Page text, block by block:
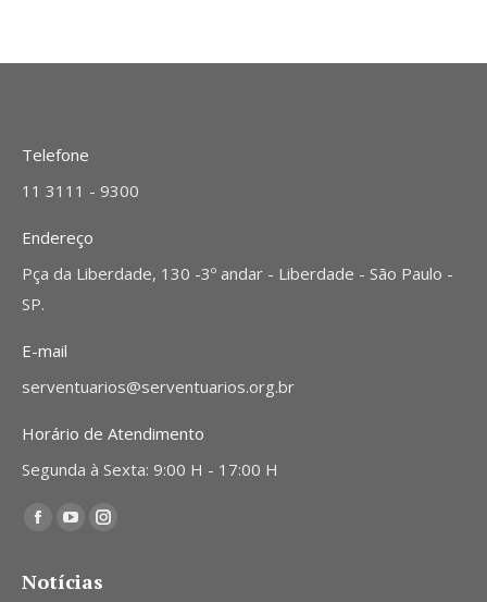
Telefone
11 3111 - 9300
Endereço
Pça da Liberdade, 130 -3º andar - Liberdade - São Paulo -
SP.
E-mail
serventuarios@serventuarios.org.br
Horário de Atendimento
Segunda à Sexta: 9:00 H - 17:00 H
Encontre-nos em:
Facebook
opens
YouTube
opens
Instagram
opens
Notícias